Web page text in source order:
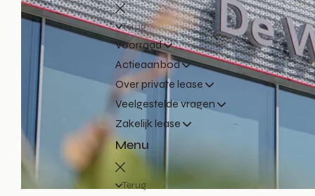
Terug
Voorraad
Actieaanbod
Over private lease
Veelgestelde vragen
Zakelijk lease
Menu
Terug